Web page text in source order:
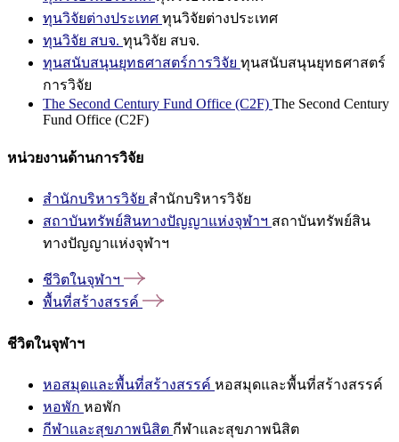
ทุนวิจัยต่างประเทศ ทุนวิจัยต่างประเทศ
ทุนวิจัย สบจ. ทุนวิจัย สบจ.
ทุนสนับสนุนยุทธศาสตร์การวิจัย ทุนสนับสนุนยุทธศาสตร์
การวิจัย
The Second Century Fund Office (C2F) The Second Century
Fund Office (C2F)
หน่วยงานด้านการวิจัย
สำนักบริหารวิจัย สำนักบริหารวิจัย
สถาบันทรัพย์สินทางปัญญาแห่งจุฬาฯ สถาบันทรัพย์สิน
ทางปัญญาแห่งจุฬาฯ
ชีวิตในจุฬาฯ
พื้นที่สร้างสรรค์
ชีวิตในจุฬาฯ
หอสมุดและพื้นที่สร้างสรรค์ หอสมุดและพื้นที่สร้างสรรค์
หอพัก หอพัก
กีฬาและสุขภาพนิสิต กีฬาและสุขภาพนิสิต